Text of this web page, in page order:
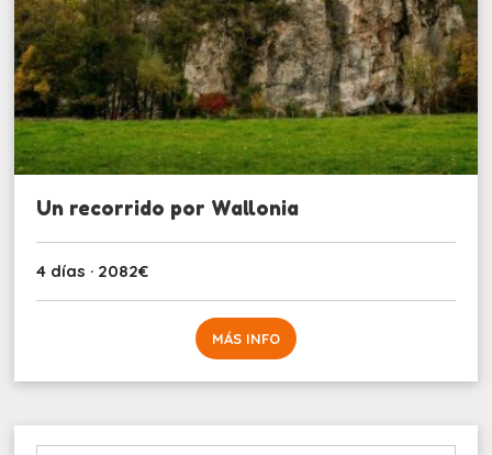
Un recorrido por Wallonia
4 días · 2082€
MÁS INFO